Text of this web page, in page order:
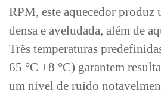
RPM, este aquecedor produz
densa e aveludada, além de
Três temperaturas
65 °C ±8 °C) garantem
um nível de ruído